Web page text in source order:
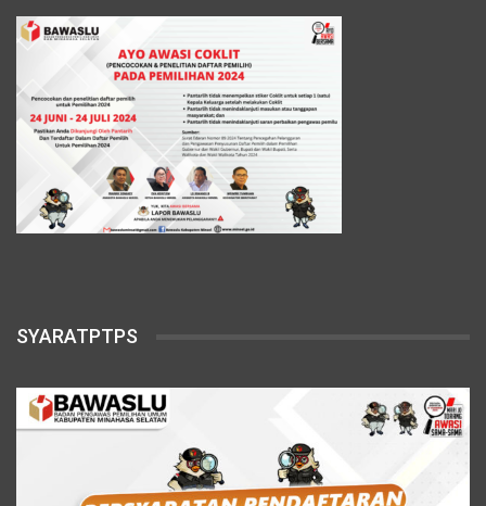
SYARATPTPS